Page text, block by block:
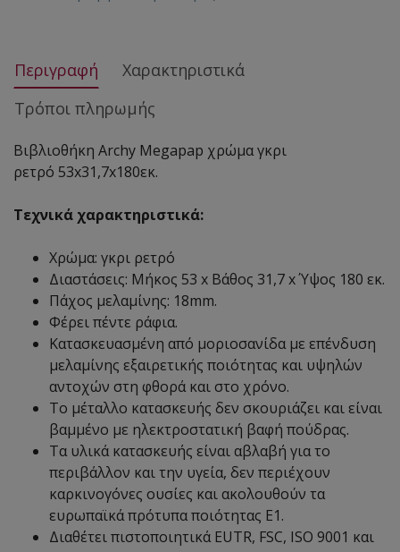
Περιγραφή
Χαρακτηριστικά
Τρόποι πληρωμής
Βιβλιοθήκη Archy Megapap χρώμα γκρι
ρετρό 53x31,7x180εκ.
Τεχνικά χαρακτηριστικά:
Χρώμα: γκρι ρετρό
Διαστάσεις: Μήκος 53 x Βάθος 31,7 x Ύψος 180 εκ.
Πάχος μελαμίνης: 18mm.
Φέρει πέντε ράφια.
Κατασκευασμένη από μοριοσανίδα με επένδυση
μελαμίνης εξαιρετικής ποιότητας και υψηλών
αντοχών στη φθορά και στο χρόνο.
Το μέταλλο κατασκευής δεν σκουριάζει και είναι
βαμμένο με ηλεκτροστατική βαφή πούδρας.
Τα υλικά κατασκευής είναι αβλαβή για το
περιβάλλον και την υγεία, δεν περιέχουν
καρκινογόνες ουσίες και ακολουθούν τα
ευρωπαϊκά πρότυπα ποιότητας Ε1.
Διαθέτει πιστοποιητικά EUTR, FSC, ISO 9001 και